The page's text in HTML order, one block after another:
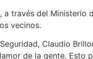
a través del
vecinos.
Claudio
de la gente. Esto